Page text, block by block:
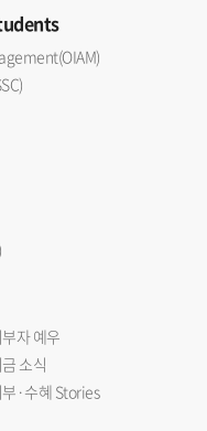
자 예우
소식
부·수혜 Stories